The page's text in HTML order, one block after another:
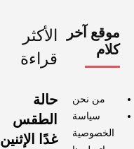
موقع آخر
كلام
من نحن
سياسة
الخصوصية
الأكثر
قراءة
حالة
الطقس
غدًا الإثنين